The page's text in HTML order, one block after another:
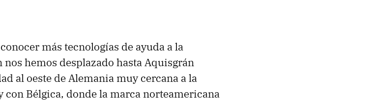
más tecnologías de ayuda a la
hemos desplazado hasta Aquisgrán
al oeste de Alemania muy cercana a la
con Bélgica, donde la marca norteamericana